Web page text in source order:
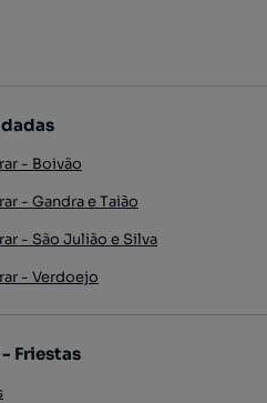
- Boivão
- Gandra e Taião
- São Julião e Silva
- Verdoejo
Friestas